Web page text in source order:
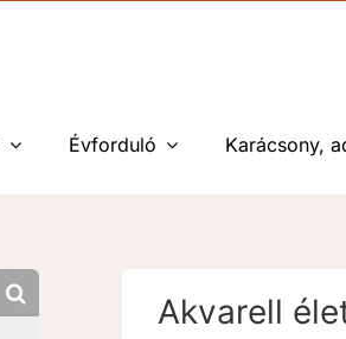
Évforduló Karácsony,
Akvarell